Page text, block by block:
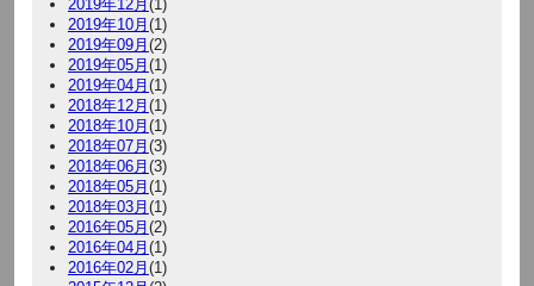
2019年12月(1)
2019年10月(1)
2019年09月(2)
2019年05月(1)
2019年04月(1)
2018年12月(1)
2018年10月(1)
2018年07月(3)
2018年06月(3)
2018年05月(1)
2018年03月(1)
2016年05月(2)
2016年04月(1)
2016年02月(1)